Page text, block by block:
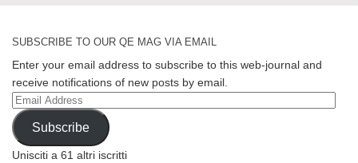
SUBSCRIBE TO OUR QE MAG VIA EMAIL
Enter your email address to subscribe to this web-journal and
receive notifications of new posts by email.
Email
Address
Subscribe
Unisciti a 61 altri iscritti